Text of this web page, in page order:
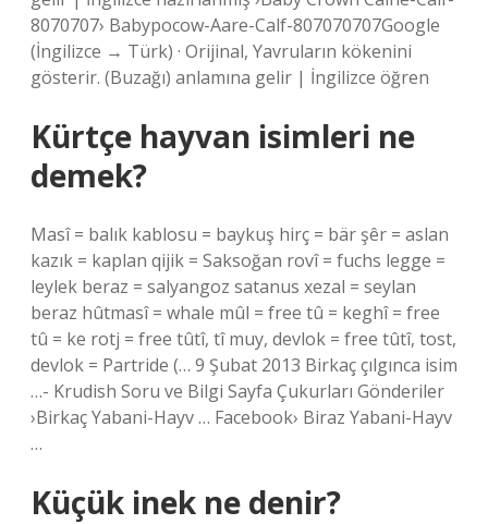
8070707› Babypocow-Aare-Calf-807070707Google
(İngilizce → Türk) · Orijinal, Yavruların kökenini
gösterir. (Buzağı) anlamına gelir | İngilizce öğren
Kürtçe hayvan isimleri ne
demek?
Masî = balık kablosu = baykuş hirç = bär şêr = aslan
kazık = kaplan qijik = Saksoğan rovî = fuchs legge =
leylek beraz = salyangoz satanus xezal = seylan
beraz hûtmasî = whale mûl = free tû = keghî = free
tû = ke rotj = free tûtî, tî muy, devlok = free tûtî, tost,
devlok = Partride (… 9 Şubat 2013 Birkaç çılgınca isim
…- Krudish Soru ve Bilgi Sayfa Çukurları Gönderiler
›Birkaç Yabani-Hayv … Facebook› Biraz Yabani-Hayv
…
Küçük inek ne denir?